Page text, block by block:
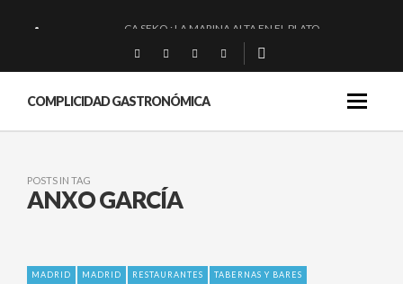
CA SEKO : LA MARINA ALTA EN EL PLATO.
QUIQUE DACOSTA: «UNA GRAN OBRA»
EL BARUCO DE ANERO: MUCHO MÁS QUE UN BAR.
COMPLICIDAD GASTRONÓMICA
POSTS IN TAG
ANXO GARCÍA
MADRID MADRID RESTAURANTES TABERNAS Y BARES